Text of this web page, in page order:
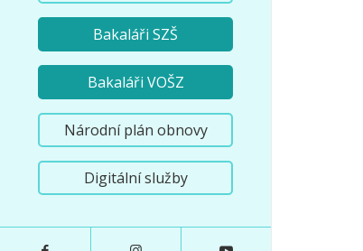
Bakaláři SZŠ
Bakaláři VOŠZ
Národní plán obnovy
Digitální služby